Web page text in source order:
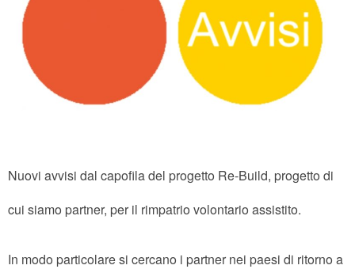
Nuovi avvisi dal capofila del progetto Re-Build, progetto di
cui siamo partner, per il rimpatrio volontario assistito.
In modo particolare si cercano i partner nei paesi di ritorno a